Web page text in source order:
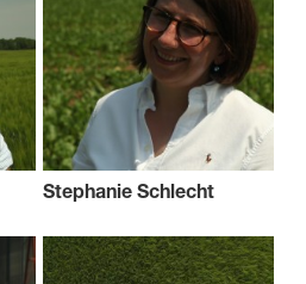
Stephanie Schlecht